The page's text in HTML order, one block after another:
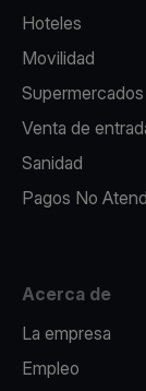
Hoteles
Movilidad
Venta de
Sanidad
Pagos No
Acerca de
La empresa
Empleo